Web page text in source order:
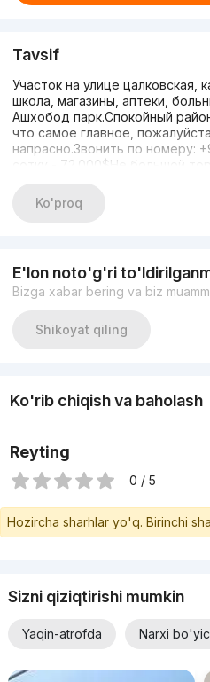
Tavsif
Участок на улице цалковская,
школа, магазины, аптеки,
Ашхобод парк.Спокойный
что самое главное,
напрасно.Звонить по номеру:
сотку - 72.000$Не большой
Ko'proq
E'lon noto'g'ri
Bizga xabar bering va biz
Shikoyat qiling
Ko'rib chiqish va baholash
Reyting
0 / 5
Hozircha sharhlar yo'q. Birinchi
Sizni qiziqtirishi mumkin
Yaqin-atrofda Narxi